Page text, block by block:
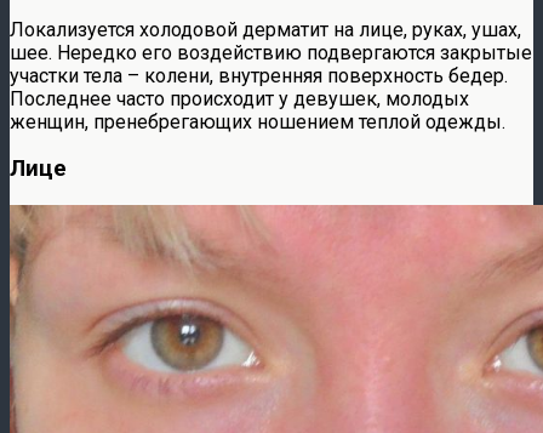
Локализуется холодовой дерматит на лице, руках, ушах,
шее. Нередко его воздействию подвергаются закрытые
участки тела – колени, внутренняя поверхность бедер.
Последнее часто происходит у девушек, молодых
женщин, пренебрегающих ношением теплой одежды.
Лице